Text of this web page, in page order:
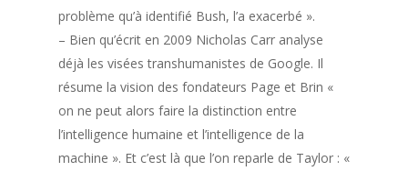
problème qu’à identifié Bush, l’a exacerbé ».
– Bien qu’écrit en 2009 Nicholas Carr analyse
déjà les visées transhumanistes de Google. Il
résume la vision des fondateurs Page et Brin «
on ne peut alors faire la distinction entre
l’intelligence humaine et l’intelligence de la
machine ». Et c’est là que l’on reparle de Taylor : «